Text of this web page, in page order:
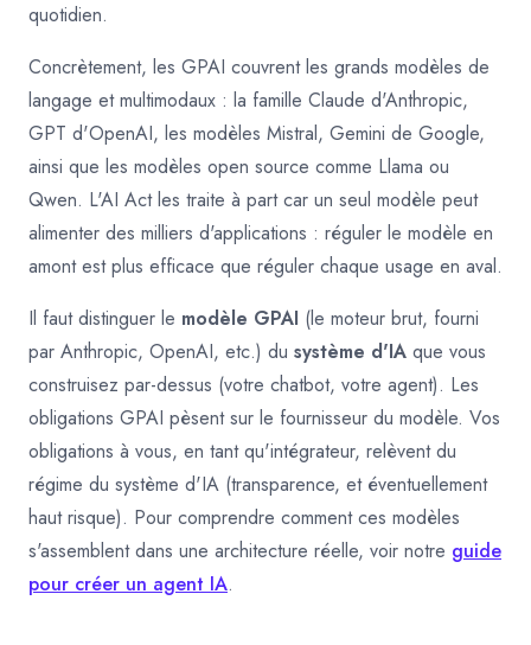
quotidien.
Concrètement, les GPAI couvrent les grands modèles de
langage et multimodaux : la famille Claude d'Anthropic,
GPT d'OpenAI, les modèles Mistral, Gemini de Google,
ainsi que les modèles open source comme Llama ou
Qwen. L'AI Act les traite à part car un seul modèle peut
alimenter des milliers d'applications : réguler le modèle en
amont est plus efficace que réguler chaque usage en aval.
Il faut distinguer le modèle GPAI (le moteur brut, fourni
par Anthropic, OpenAI, etc.) du système d'IA que vous
construisez par-dessus (votre chatbot, votre agent). Les
obligations GPAI pèsent sur le fournisseur du modèle. Vos
obligations à vous, en tant qu'intégrateur, relèvent du
régime du système d'IA (transparence, et éventuellement
haut risque). Pour comprendre comment ces modèles
s'assemblent dans une architecture réelle, voir notre guide
pour créer un agent IA.